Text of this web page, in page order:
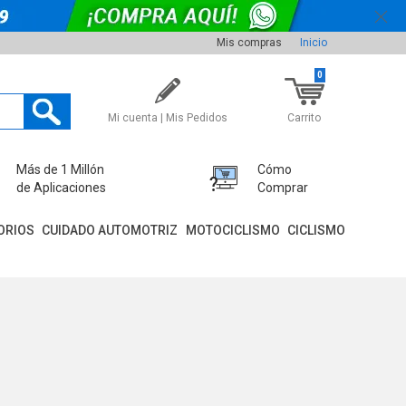
Mis compras Inicio
Mi cuenta | Mis Pedidos Carrito
0
Más de 1 Millón
de Aplicaciones
Cómo
Comprar
CUIDADO AUTOMOTRIZ MOTOCICLISMO CICLISMO